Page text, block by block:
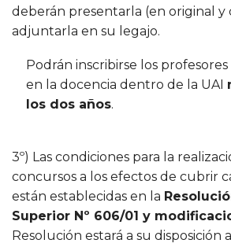
deberán presentarla (en original y
adjuntarla en su legajo.
Podrán inscribirse los
en la docencia dentro de la UAI
los dos años.
3º) Las condiciones para la
concursos a los efectos de cubrir
están establecidas en la
Superior Nº 606/01 y
Resolución estará a su disposición